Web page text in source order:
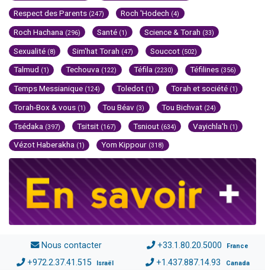
Respect des Parents (247) Roch 'Hodech (4)
Roch Hachana (296) Santé (1) Science & Torah (33)
Sexualité (8) Sim'hat Torah (47) Souccot (502)
Talmud (1) Techouva (122) Téfila (2230) Téfilines (356)
Temps Messianique (124) Toledot (1) Torah et société (1)
Torah-Box & vous (1) Tou Béav (3) Tou Bichvat (24)
Tsédaka (397) Tsitsit (167) Tsniout (634) Vayichla'h (1)
Vézot Haberakha (1) Yom Kippour (318)
Nous contacter +33.1.80.20.5000 France
+972.2.37.41.515 Israël +1.437.887.14.93 Canada